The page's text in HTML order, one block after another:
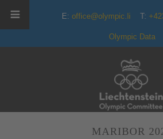
E: office@olympic.li T:
Olympic Data
MARIBOR